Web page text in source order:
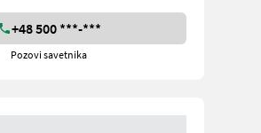
+48 500 ***-***
Pozovi savetnika